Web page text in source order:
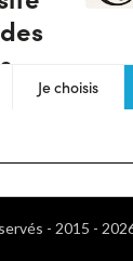
- 2015 -